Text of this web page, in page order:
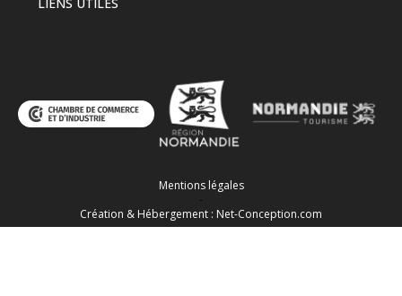
LIENS UTILES
Mentions légales
-
Création & Hébergement : Net-Conception.com